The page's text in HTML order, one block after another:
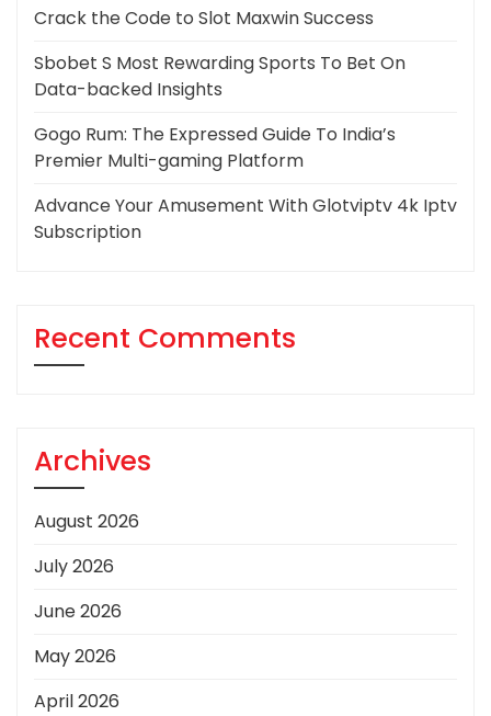
Crack the Code to Slot Maxwin Success
Sbobet S Most Rewarding Sports To Bet On
Data-backed Insights
Gogo Rum: The Expressed Guide To India’s
Premier Multi-gaming Platform
Advance Your Amusement With Glotviptv 4k Iptv
Subscription
Recent Comments
Archives
August 2026
July 2026
June 2026
May 2026
April 2026